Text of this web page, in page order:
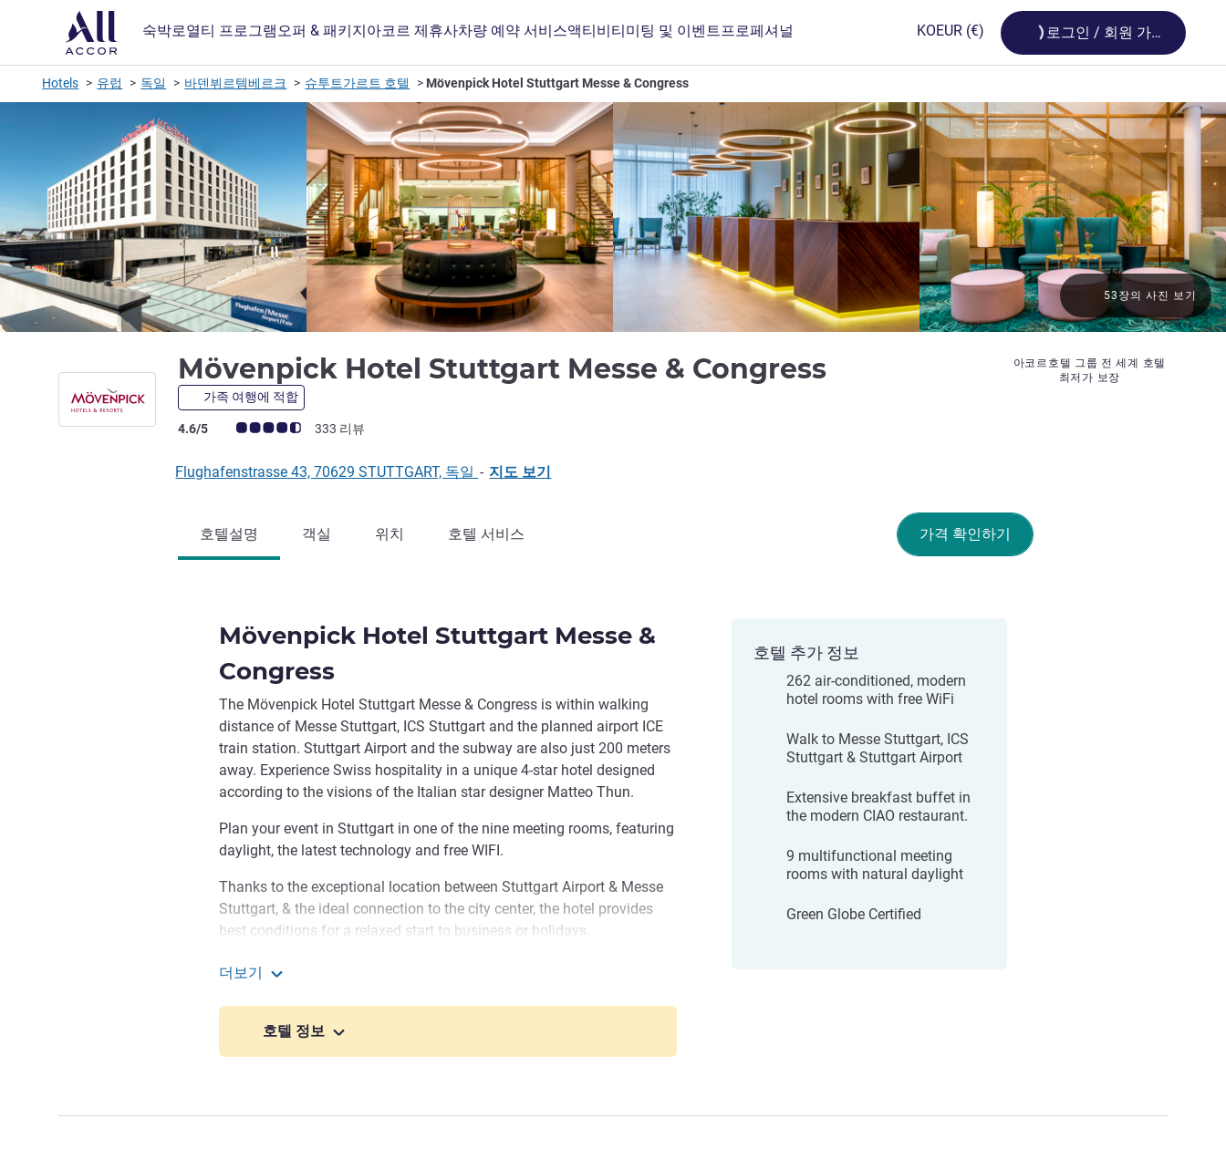
숙박로열티 프로그램 오퍼 & 패키지아코르 제휴사차량 예약 서비스액티비티미팅 및 이벤트 프로페셔널 KOEUR (€) Loading...
로그인 / 회원 가입
Hotels 유럽 독일 바덴뷔르템베르크 슈투트가르트 호텔 Mövenpick Hotel Stuttgart Messe & Congress
Mövenpick Hotel Stuttgart Messe & Congress
가족 여행에 적합
고객 평점 (ALL 평가)
4.6/5 333 리뷰
아코르호텔 그룹 전 세계 호텔
최저가 보장
53장의 사진 보기
Flughafenstrasse 43, 70629 STUTTGART, 독일 - 지도 보기
가격 확인하기
호텔설명 객실 위치 호텔 서비스
Mövenpick Hotel Stuttgart Messe &
Congress
The Mövenpick Hotel Stuttgart Messe & Congress is within walking
distance of Messe Stuttgart, ICS Stuttgart and the planned airport ICE
train station. Stuttgart Airport and the subway are also just 200 meters
away. Experience Swiss hospitality in a unique 4-star hotel designed
according to the visions of the Italian star designer Matteo Thun.
Plan your event in Stuttgart in one of the nine meeting rooms, featuring
daylight, the latest technology and free WIFI.
Thanks to the exceptional location between Stuttgart Airport & Messe
Stuttgart, & the ideal connection to the city center, the hotel provides
best conditions for a relaxed start to business or holidays.
I am pleased to welcome you to the Mövenpick Hotel Stuttgart
pleasant as possible. If you have a special request, please do not
hesitate to contact us.
더보기
호텔 정보
호텔 추가 정보
262 air-conditioned, modern
hotel rooms with free WiFi
Walk to Messe Stuttgart, ICS
Stuttgart & Stuttgart Airport
Extensive breakfast buffet in
the modern CIAO restaurant.
9 multifunctional meeting
rooms with natural daylight
Green Globe Certified